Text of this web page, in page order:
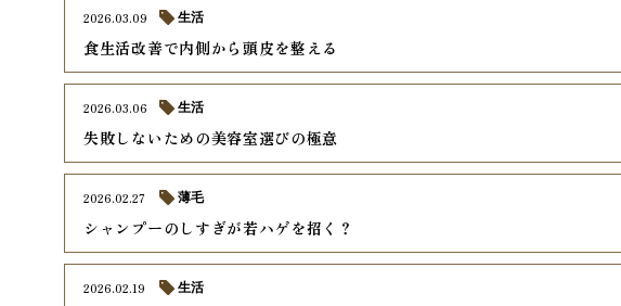
食生活改善で内側から頭皮を整える
2026.03.09 生活
失敗しないための美容室選びの極意
2026.03.06 生活
シャンプーのしすぎが若ハゲを招く？
2026.02.27 薄毛
2026.02.19 生活